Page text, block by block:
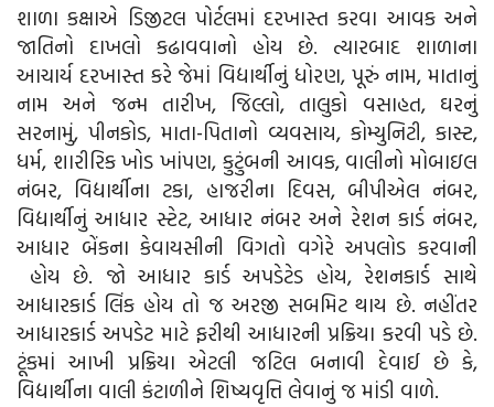
શાળા કક્ષાએ ડિજીટલ પોર્ટલમાં દરખાસ્ત કરવા આવક અને
જાતિનો દાખલો કઢાવવાનો હોય છે. ત્યારબાદ શાળાના
આચાર્ય દરખાસ્ત કરે જેમાં વિદ્યાર્થીનું ધોરણ, પૂરું નામ, માતાનું
નામ અને જન્મ તારીખ, જિલ્લો, તાલુકો વસાહત, ઘરનું
સરનામું, પીનકોડ, માતા-પિતાનો વ્યવસાય, કોમ્યુનિટી, કાસ્ટ,
ધર્મ, શારીરિક ખોડ ખાંપણ, કુટુંબની આવક, વાલીનો મોબાઇલ
નંબર, વિદ્યાર્થીના ટકા, હાજરીના દિવસ, બીપીએલ નંબર,
વિદ્યાર્થીનું આધાર સ્ટેટ, આધાર નંબર અને રેશન કાર્ડ નંબર,
આધાર બેંકના કેવાયસીની વિગતો વગેરે અપલોડ કરવાની
હોય છે. જો આધાર કાર્ડ અપડેટેડ હોય, રેશનકાર્ડ સાથે
આધારકાર્ડ લિંક હોય તો જ અરજી સબમિટ થાય છે. નહીંતર
આધારકાર્ડ અપડેટ માટે ફરીથી આધારની પ્રક્રિયા કરવી પડે છે.
ટૂંકમાં આખી પ્રક્રિયા એટલી જટિલ બનાવી દેવાઈ છે કે,
વિદ્યાર્થીના વાલી કંટાળીને શિષ્યવૃત્તિ લેવાનું જ માંડી વાળે.